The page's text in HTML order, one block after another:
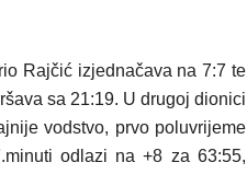
Rajčić izjednačava na 7:7 te
sa 21:19. U drugoj dionici
vodstvo, prvo poluvrijeme
odlazi na +8 za 63:55,